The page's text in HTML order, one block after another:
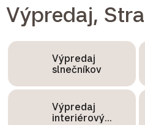
Výpredaj,
Výpredaj
slnečníkov
Výpredaj
interiérový